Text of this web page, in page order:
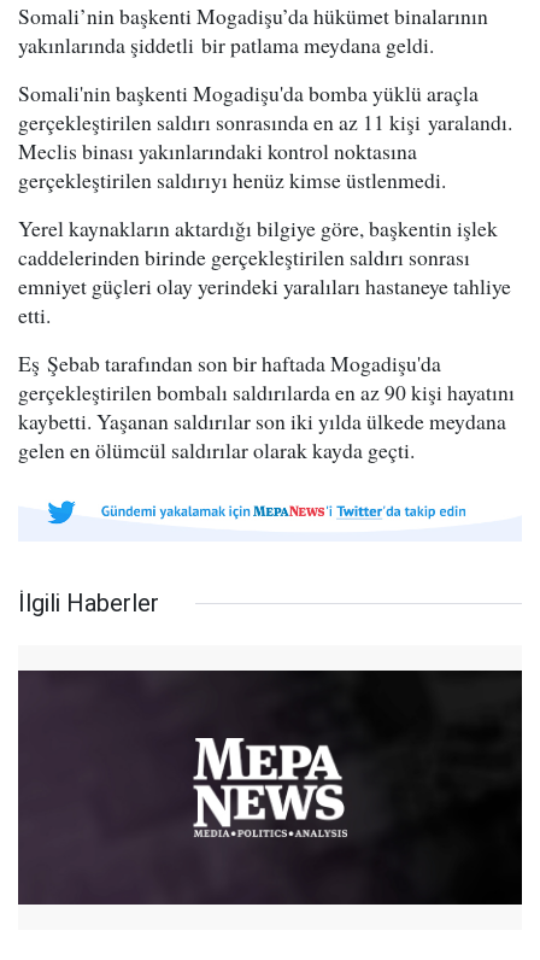
Somali’nin başkenti Mogadişu’da hükümet binalarının
yakınlarında şiddetli bir patlama meydana geldi.
Somali'nin başkenti Mogadişu'da bomba yüklü araçla
gerçekleştirilen saldırı sonrasında en az 11 kişi yaralandı.
Meclis binası yakınlarındaki kontrol noktasına
gerçekleştirilen saldırıyı henüz kimse üstlenmedi.
Yerel kaynakların aktardığı bilgiye göre, başkentin işlek
caddelerinden birinde gerçekleştirilen saldırı sonrası
emniyet güçleri olay yerindeki yaralıları hastaneye tahliye
etti.
Eş Şebab tarafından son bir haftada Mogadişu'da
gerçekleştirilen bombalı saldırılarda en az 90 kişi hayatını
kaybetti. Yaşanan saldırılar son iki yılda ülkede meydana
gelen en ölümcül saldırılar olarak kayda geçti.
İlgili Haberler